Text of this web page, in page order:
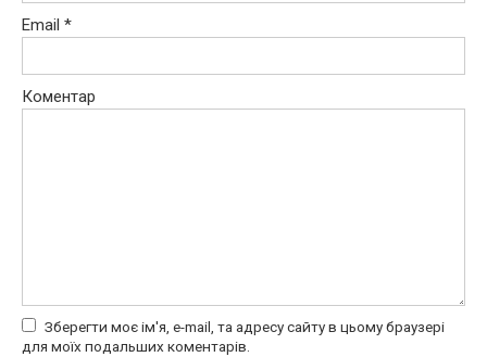
Email *
Коментар
Зберегти моє ім'я, e-mail, та адресу сайту в цьому браузері
для моїх подальших коментарів.